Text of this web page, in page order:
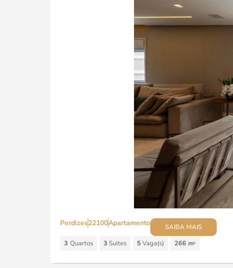
Perdizes22100Apartamento
SAIBA MAIS
3 Quartos 3 Suites 5Vaga(s) 266 m2